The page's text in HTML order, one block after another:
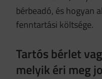
bérbeadó, és hogyan
fenntartási költsége.
Tartós bérlet
melyik éri meg